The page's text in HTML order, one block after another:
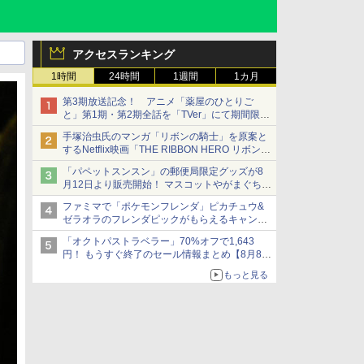
アクセスランキング
1時間 24時間 1週間 1カ月
第3期放送記念！ アニメ「薬屋のひとりご
と」第1期・第2期全話を「TVer」にて期間限定
で順次無料配信開始
手塚治虫氏のマンガ「リボンの騎士」を原案と
するNetflix映画「THE RIBBON HERO リボンヒ
ーロー」本日配信開始
「パペットスンスン」の郵便局限定グッズが8
月12日より販売開始！ マスコットやがまぐち、
レターセットなどが登場
ファミマで「ポケモンフレンダ」ピカチュウ&
ゼラオラのフレンダピックがもらえるキャンペ
ーン開催！
「オクトパストラベラー」70%オフで1,643
円！ もうすぐ終了のセール情報まとめ【8月8日
ニンテンドーeショップでは「大神 絶景版」が
もっと見る